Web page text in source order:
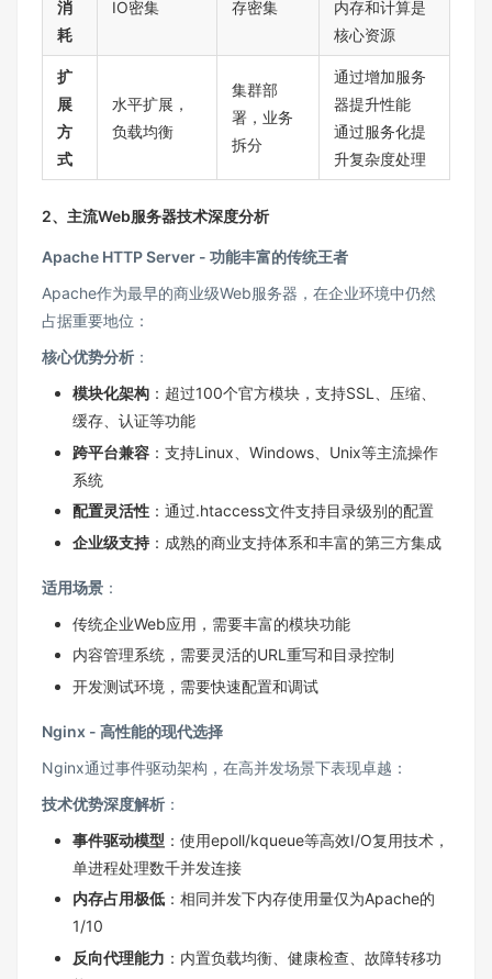
消
耗
IO密集
存密集
内存和计算是
核心资源
扩
展
方
式
水平扩展，
负载均衡
集群部
署，业务
拆分
通过增加服务
器提升性能
通过服务化提
升复杂度处理
2、主流Web服务器技术深度分析
Apache HTTP Server - 功能丰富的传统王者
Apache作为最早的商业级Web服务器，在企业环境中仍然
占据重要地位：
核心优势分析 ：
模块化架构 ：超过100个官方模块，支持SSL、压缩、
缓存、认证等功能
跨平台兼容 ：支持Linux、Windows、Unix等主流操作
系统
配置灵活性 ：通过.htaccess文件支持目录级别的配置
企业级支持 ：成熟的商业支持体系和丰富的第三方集成
适用场景 ：
传统企业Web应用，需要丰富的模块功能
内容管理系统，需要灵活的URL重写和目录控制
开发测试环境，需要快速配置和调试
Nginx - 高性能的现代选择
Nginx通过事件驱动架构，在高并发场景下表现卓越：
技术优势深度解析 ：
事件驱动模型 ：使用epoll/kqueue等高效I/O复用技术，
单进程处理数千并发连接
内存占用极低 ：相同并发下内存使用量仅为Apache的
1/10
反向代理能力 ：内置负载均衡、健康检查、故障转移功